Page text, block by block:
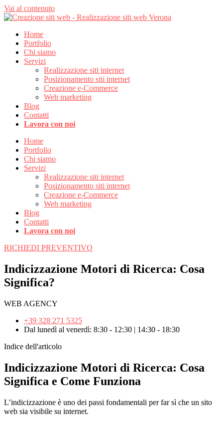
Vai al contenuto
Home
Portfolio
Chi siamo
Servizi
Realizzazione siti internet
Posizionamento siti internet
Creazione e-Commerce
Web marketing
Blog
Contatti
Lavora con noi
Home
Portfolio
Chi siamo
Servizi
Realizzazione siti internet
Posizionamento siti internet
Creazione e-Commerce
Web marketing
Blog
Contatti
Lavora con noi
RICHIEDI PREVENTIVO
Indicizzazione Motori di Ricerca: Cosa
Significa?
WEB AGENCY
+39 328 271 5325
Dal lunedì al venerdì: 8:30 - 12:30 | 14:30 - 18:30
Indice dell'articolo
Indicizzazione Motori di Ricerca: Cosa
Significa e Come Funziona
L’indicizzazione è uno dei passi fondamentali per far sì che un sito
web sia visibile su internet.